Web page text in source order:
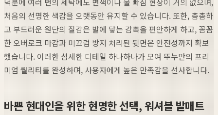
처음의 선명한 색감을 오랫동안 유지할 수 있습니다. 또한, 촘촘하
고 부드러운 원단의 질감은 발에 닿는 감촉을 편안하게 하고, 꼼꼼
한 오버로크 마감과 미끄럼 방지 처리된 뒷면은 안전성까지 확보
했습니다. 이러한 섬세한 디테일 하나하나가 모여 뚜누만의 프리
미엄 퀄리티를 완성하며, 사용자에게 높은 만족감을 선사합니다.
바쁜 현대인을 위한 현명한 선택, 워셔블 발매트